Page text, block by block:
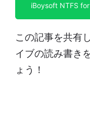
iBoysoft NTFS
この記事を共有
イブの読み書き
ょう！